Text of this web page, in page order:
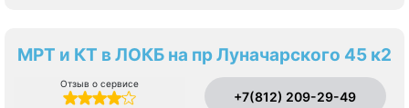
МРТ и КТ в ЛОКБ на пр Луначарского 45 к2
Отзыв о сервисе
+7(812) 209-29-49